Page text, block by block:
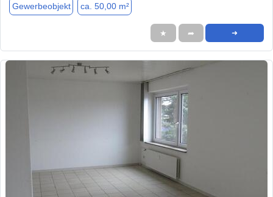
Gewerbeobjekt ca. 50,00 m²
★ ➦ ➜